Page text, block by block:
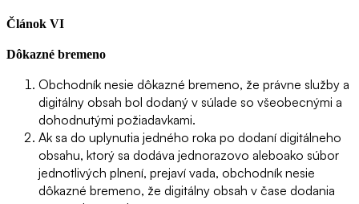
Článok VI
Dôkazné bremeno
Obchodník nesie dôkazné bremeno, že právne služby a
digitálny obsah bol dodaný v súlade so všeobecnými a
dohodnutými požiadavkami.
Ak sa do uplynutia jedného roka po dodaní digitálneho
obsahu, ktorý sa dodáva jednorazovo aleboako súbor
jednotlivých plnení, prejaví vada, obchodník nesie
dôkazné bremeno, že digitálny obsah v čase dodania